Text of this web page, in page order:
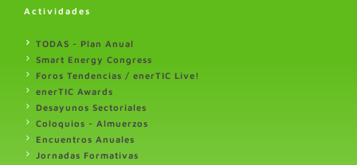
Actividades
TODAS - Plan Anual
Smart Energy Congress
Foros Tendencias / enerTIC Live!
enerTIC Awards
Desayunos Sectoriales
Coloquios - Almuerzos
Encuentros Anuales
Jornadas Formativas